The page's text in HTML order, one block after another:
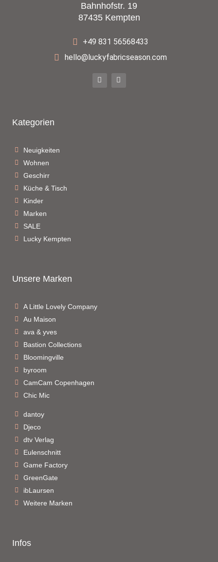
Bahnhofstr. 19
87435 Kempten
+49 831 56568433
hello@luckyfabricseason.com
Kategorien
Neuigkeiten
Wohnen
Geschirr
Küche & Tisch
Kinder
Marken
SALE
Lucky Kempten
Unsere Marken
A Little Lovely Company
Au Maison
ava & yves
Bastion Collections
Bloomingville
byroom
CamCam Copenhagen
Chic Mic
dantoy
Djeco
dtv Verlag
Eulenschnitt
Game Factory
GreenGate
ibLaursen
Weitere Marken
Infos